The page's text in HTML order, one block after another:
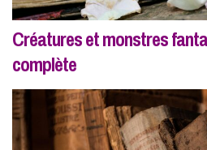
Créatures et monstres
complète